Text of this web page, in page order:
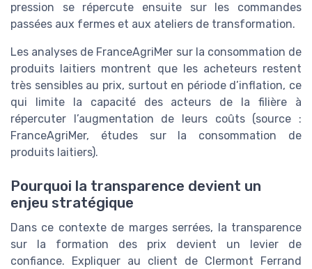
pression se répercute ensuite sur les commandes
passées aux fermes et aux ateliers de transformation.
Les analyses de FranceAgriMer sur la consommation de
produits laitiers montrent que les acheteurs restent
très sensibles au prix, surtout en période d’inflation, ce
qui limite la capacité des acteurs de la filière à
répercuter l’augmentation de leurs coûts (source :
FranceAgriMer, études sur la consommation de
produits laitiers).
Pourquoi la transparence devient un
enjeu stratégique
Dans ce contexte de marges serrées, la transparence
sur la formation des prix devient un levier de
confiance. Expliquer au client de Clermont Ferrand